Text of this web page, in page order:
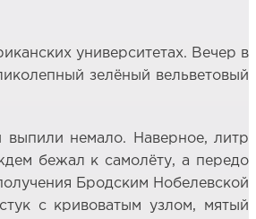
университетах. Вечер в
зелёный вельветовый
выпили немало. Наверное, литр
бежал к самолёту, а передо
Бродским Нобелевской
с кривоватым узлом, мятый